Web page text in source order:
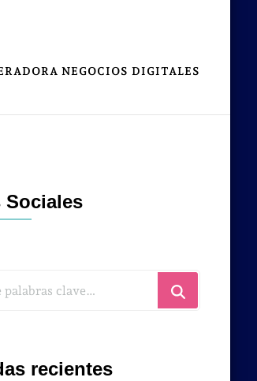
NEGOCIOS DIGITALES
Sociales
recientes